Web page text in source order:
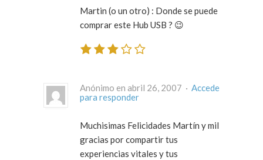
Martin (o un otro) : Donde se puede
comprar este Hub USB ? 😉
Anónimo en abril 26, 2007 · Accede
para responder
Muchisimas Felicidades Martín y mil
gracias por compartir tus
experiencias vitales y tus